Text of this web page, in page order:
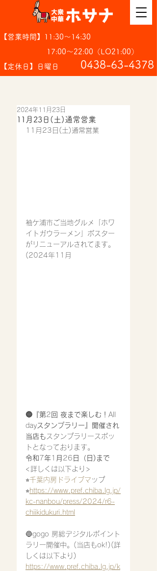
【営業時間】11:30～14:30
17:00～22:00（LO21:00）
【定休日】日曜日
​0438-63-4378
11月23日(土)通常営業
2024年11月23日
11月23日(土)通常営業
袖ケ浦市ご当地グルメ「ホワ
イトガウラーメン」ポスター
がリニューアルされてます。
(2024年11月
🔵『第2 回 夜まで楽しむ！ All
dayスタンプラリー』開催され
当店も スタンプラリースポッ
トとなっております。
令和 7年 1 月 26 日（日)まで
<詳しくは以下より>
⭐︎千葉内房ドライブマ ップ
⭐︎https://www.pref.chiba.lg.jp/
kc-nanbou/press/2024/r6-
chiikidukuri.html
🔵gogo 房総デジタルポイント
ラリー開催中。(当店もok!)(詳
しくは以下より)
https://www.pref.chiba.lg.jp/k